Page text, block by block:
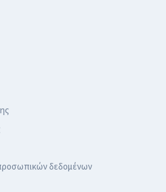
δεδομένων